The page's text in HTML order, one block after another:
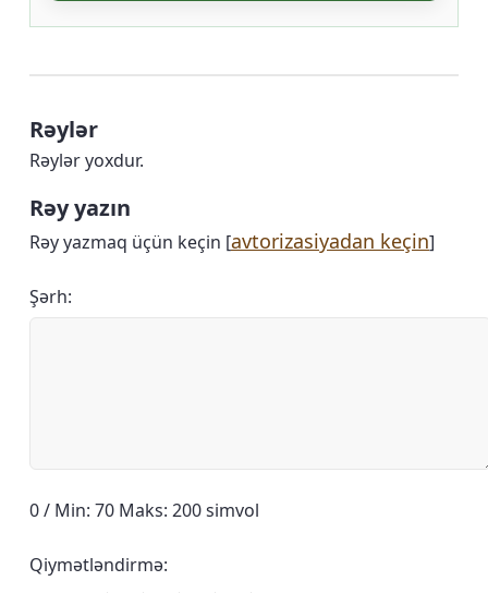
Rəylər
Rəylər yoxdur.
Rəy yazın
Rəy yazmaq üçün keçin [avtorizasiyadan keçin]
Şərh:
0 / Min: 70 Maks: 200 simvol
Qiymətləndirmə: